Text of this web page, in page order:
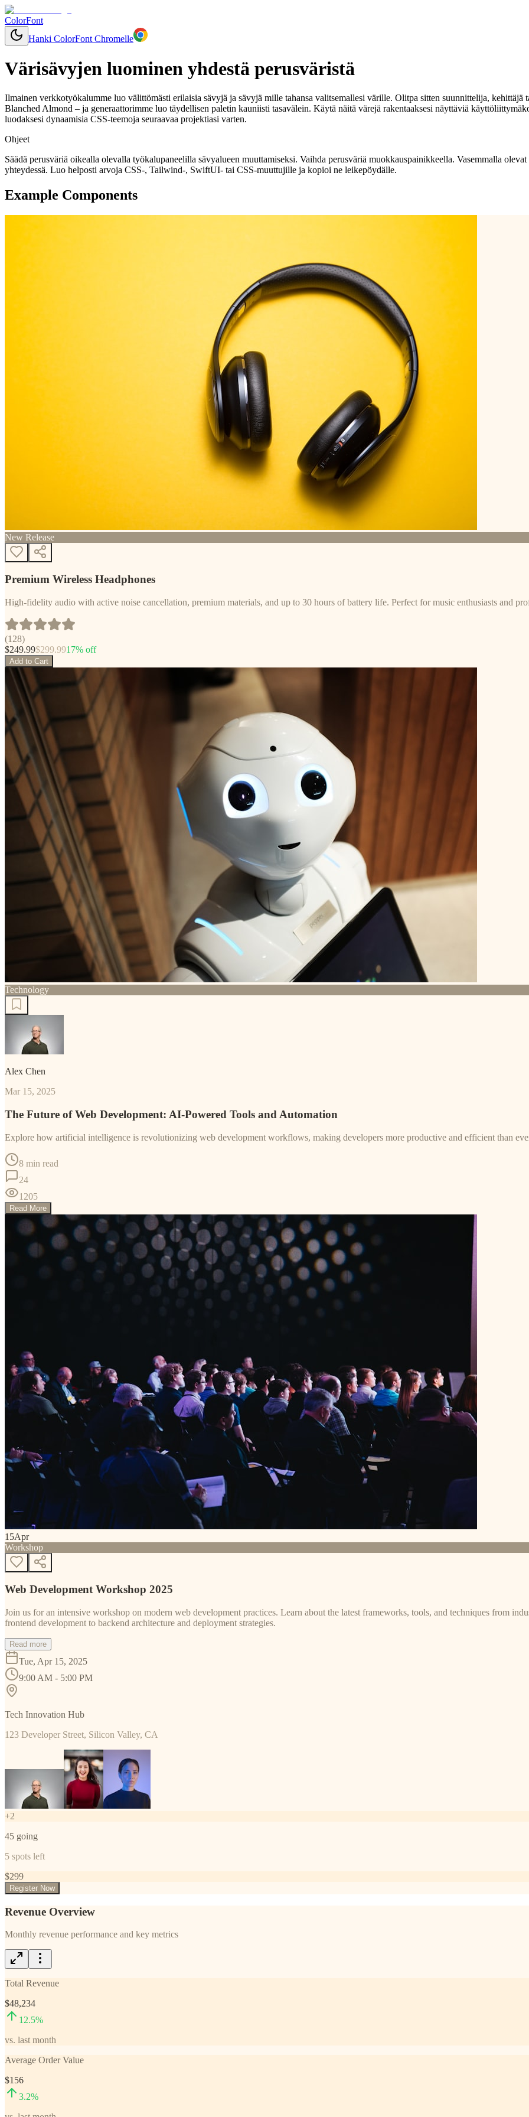
ColorFont
Hanki ColorFont Chromelle
Värisävyjen luominen yhdestä perusväristä
Ilmainen verkkotyökalumme luo välittömästi erilaisia sävyjä ja sävyjä mille tahansa valitsemallesi värille. Olitpa sitten suunnittelija,
Blanched Almond – ja generaattorimme luo täydellisen paletin kauniisti tasavälein. Käytä näitä värejä rakentaaksesi näyttäviä
luodaksesi dynaamisia CSS-teemoja seuraavaa projektiasi varten.
Ohjeet
Säädä perusväriä oikealla olevalla työkalupaneelilla sävyalueen muuttamiseksi. Vaihda perusväriä muokkauspainikkeella. Vasemmalla
yhteydessä. Luo helposti arvoja CSS-, Tailwind-, SwiftUI- tai CSS-muuttujille ja kopioi ne leikepöydälle.
Example Components
New Release
Premium Wireless Headphones
High-fidelity audio with active noise cancellation, premium materials, and up to 30 hours of battery life. Perfect for music enthusiasts and
(128)
$249.99$299.9917% off
Add to Cart
Technology
Alex Chen
Mar 15, 2025
The Future of Web Development: AI-Powered Tools and Automation
Explore how artificial intelligence is revolutionizing web development workflows, making developers more productive and efficient than
8 min read
24
1205
Read More
15Apr
Workshop
Web Development Workshop 2025
Join us for an intensive workshop on modern web development practices. Learn about the latest frameworks, tools, and techniques from
frontend development to backend architecture and deployment strategies.
Read more
Tue, Apr 15, 2025
9:00 AM - 5:00 PM
Tech Innovation Hub
123 Developer Street, Silicon Valley, CA
+2
45 going
5 spots left
$299
Register Now
Revenue Overview
Monthly revenue performance and key metrics
Total Revenue
$48,234
12.5%
vs. last month
Average Order Value
$156
3.2%